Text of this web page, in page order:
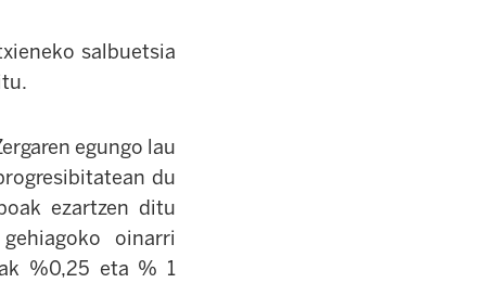
salbuetsia
egungo lau
du
ezartzen ditu
oinarri
%0,25 eta % 1